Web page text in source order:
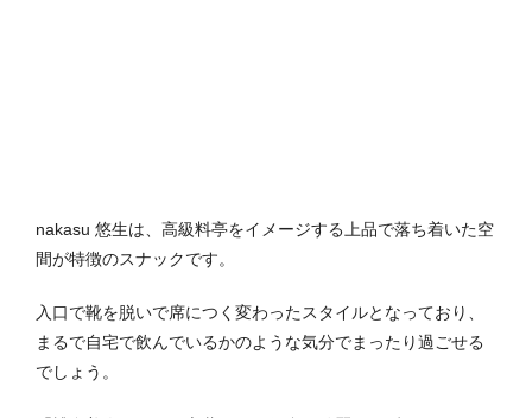
nakasu 悠生は、高級料亭をイメージする上品で落ち着いた空
間が特徴のスナックです。
入口で靴を脱いで席につく変わったスタイルとなっており、
まるで自宅で飲んでいるかのような気分でまったり過ごせる
でしょう。